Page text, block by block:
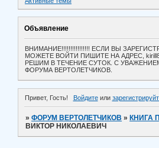
Объявление
ВНИМАНИЕ!!!!!!!!!!!!!!!! ЕСЛИ ВЫ
МОЖЕТЕ ВОЙТИ ПИШИТЕ НА АДРЕС,
РЕШИМ В ТЕЧЕНИЕ СУТОК. С
ФОРУМА ВЕРТОЛЕТЧИКОВ.
Привет, Гость! Войдитеили
»ФОРУМ ВЕРТОЛЕТЧИКОВ » КНИГА
ВИКТОР НИКОЛАЕВИЧ